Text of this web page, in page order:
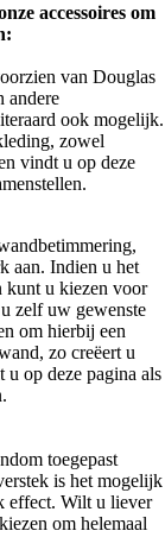
accessoires om
van Douglas
andere
ook mogelijk.
zowel
vindt u op deze
aan. Indien u het
kunt u kiezen voor
zelf uw gewenste
om hierbij een
zo creëert u
u op deze pagina als
toegepast
is het mogelijk
effect. Wilt u liever
om helemaal